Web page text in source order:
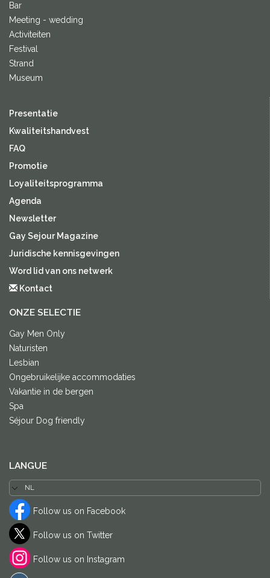
Bar
Meeting - wedding
Activiteiten
Festival
Strand
Museum
Presentatie
Kwaliteitshandvest
FAQ
Promotie
Loyaliteitsprogramma
Agenda
Newsletter
Gay Sejour Magazine
Juridische kennisgevingen
Word lid van ons netwerk
Kontact
ONZE SELECTIE
Gay Men Only
Naturisten
Lesbian
Ongebruikelijke accommodaties
Vakantie in de bergen
Spa
Séjour Dog friendly
LANGUE
Follow us on Facebook
Follow us on Twitter
Follow us on Instagram